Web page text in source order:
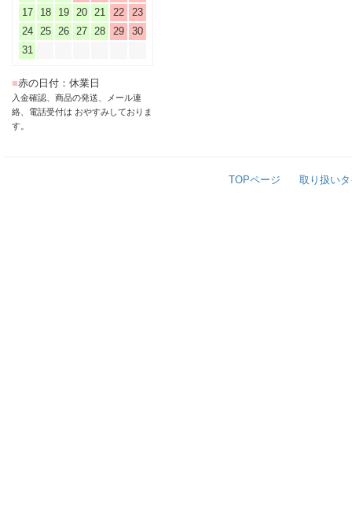
17
18 19 20 21 22
23
24
25 26 27 28 29
30
31
■赤の日付：休業日
入金確認、商品の発送、メール連
絡、電話受付は おやすみしておりま
す。
TOPページ 取り扱い